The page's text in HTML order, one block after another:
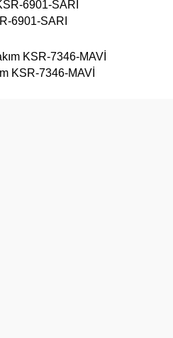
6901-SARI
KSR-7346-MAVİ